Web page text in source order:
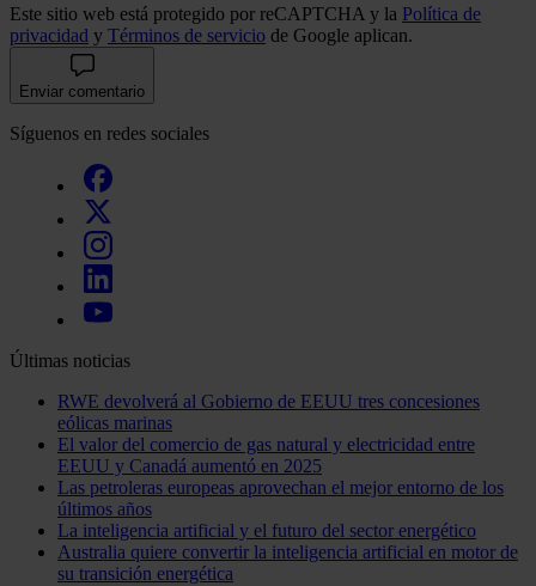
Este sitio web está protegido por reCAPTCHA y la Política de
privacidad y Términos de servicio de Google aplican.
Enviar comentario
Síguenos en redes sociales
Últimas noticias
RWE devolverá al Gobierno de EEUU tres concesiones
eólicas marinas
El valor del comercio de gas natural y electricidad entre
EEUU y Canadá aumentó en 2025
Las petroleras europeas aprovechan el mejor entorno de los
últimos años
La inteligencia artificial y el futuro del sector energético
Australia quiere convertir la inteligencia artificial en motor de
su transición energética